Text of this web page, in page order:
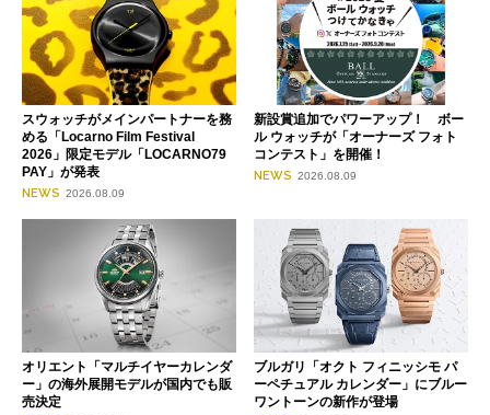
スウォッチがメインパートナーを務
める「Locarno Film Festival
2026」限定モデル「LOCARNO79
PAY」が発表
NEWS 2026.08.09
新設賞追加でパワーアップ！ ボー
ル ウォッチが「オーナーズ フォト
コンテスト」を開催！
NEWS 2026.08.09
オリエント「マルチイヤーカレンダ
ー」の海外展開モデルが国内でも販
売決定
ブルガリ「オクト フィニッシモ パ
ーペチュアル カレンダー」にブルー
ワントーンの新作が登場